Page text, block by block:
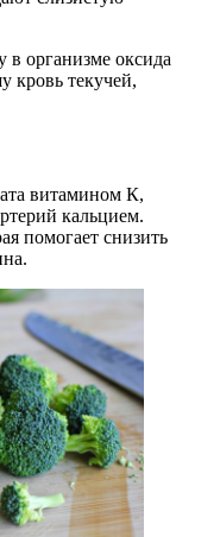
в организме оксида
кровь текучей,
витамином К,
кальцием.
помогает снизить